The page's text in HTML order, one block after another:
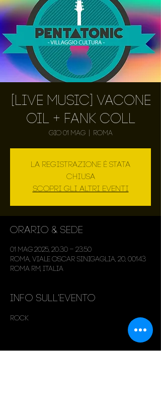
[Live Music] Vacone
Oil + Fank Coll
gio 01 mag
  |
Roma
La registrazione è stata
chiusa
Scopri gli altri eventi
Orario & Sede
01 mag 2025, 20:30 – 23:50
Roma, Viale Oscar Sinigaglia, 20, 00143
Roma RM, Italia
Info sull'evento
Rock